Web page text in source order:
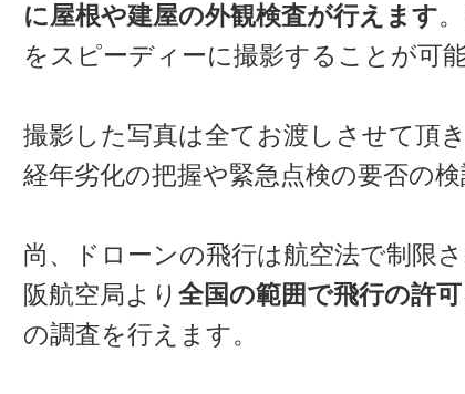
に屋根や建屋の外観検査が行えます
をスピーディーに撮影することが可能
撮影した写真は全てお渡しさせて頂
経年劣化の把握や緊急点検の要否の
尚、ドローンの飛行は航空法で制限
阪航空局より 全国の範囲で飛行の許可
の調査を行えます。